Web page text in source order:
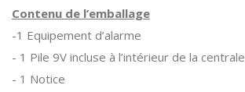
Contenu de l’emballage
-1 Equipement d’alarme
- 1 Pile 9V incluse à l’intérieur de la centrale
- 1 Notice